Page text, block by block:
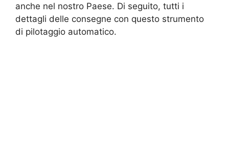
anche nel nostro Paese. Di seguito, tutti i
dettagli delle consegne con questo strumento
di pilotaggio automatico.